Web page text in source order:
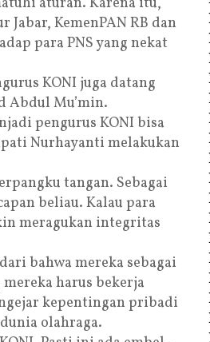
KemenPAN RB dan
para PNS yang nekat
KONI juga datang
Abdul Mu’min.
pengurus KONI bisa
Nurhayanti melakukan
tangan. Sebagai
beliau. Kalau para
meragukan integritas
bahwa mereka sebagai
harus bekerja
kepentingan pribadi
olahraga.